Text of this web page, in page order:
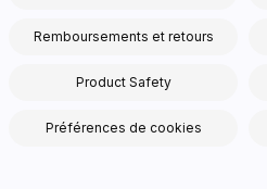
Remboursements et retours
Product Safety
Préférences de cookies